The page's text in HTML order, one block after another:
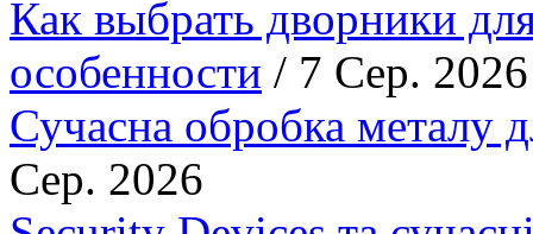
Как выбрать дворники
особенности / 7 Сер. 2026
Сучасна обробка металу
Сер. 2026